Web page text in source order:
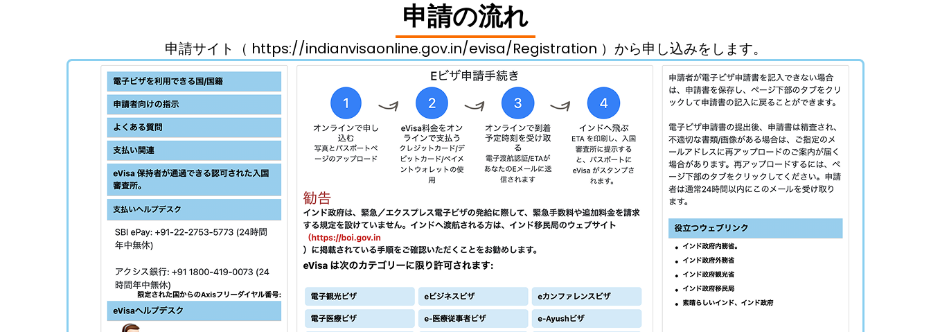
申請の流れ
申請サイト（ https://indianvisaonline.gov.in/evisa/Registration ）から申し込みをします。